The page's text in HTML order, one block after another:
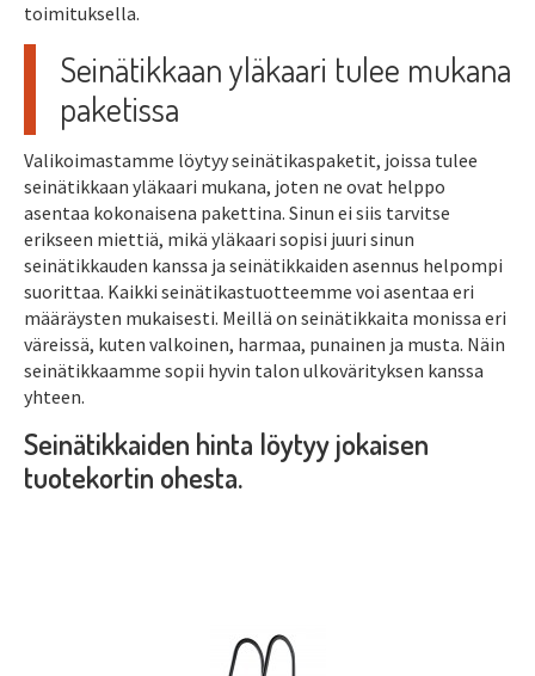
toimituksella.
Seinätikkaan yläkaari tulee mukana
paketissa
Valikoimastamme löytyy seinätikaspaketit, joissa tulee
seinätikkaan yläkaari mukana, joten ne ovat helppo
asentaa kokonaisena pakettina. Sinun ei siis tarvitse
erikseen miettiä, mikä yläkaari sopisi juuri sinun
seinätikkauden kanssa ja seinätikkaiden asennus helpompi
suorittaa. Kaikki seinätikastuotteemme voi asentaa eri
määräysten mukaisesti. Meillä on seinätikkaita monissa eri
väreissä, kuten valkoinen, harmaa, punainen ja musta. Näin
seinätikkaamme sopii hyvin talon ulkovärityksen kanssa
yhteen.
Seinätikkaiden hinta löytyy jokaisen
tuotekortin ohesta.